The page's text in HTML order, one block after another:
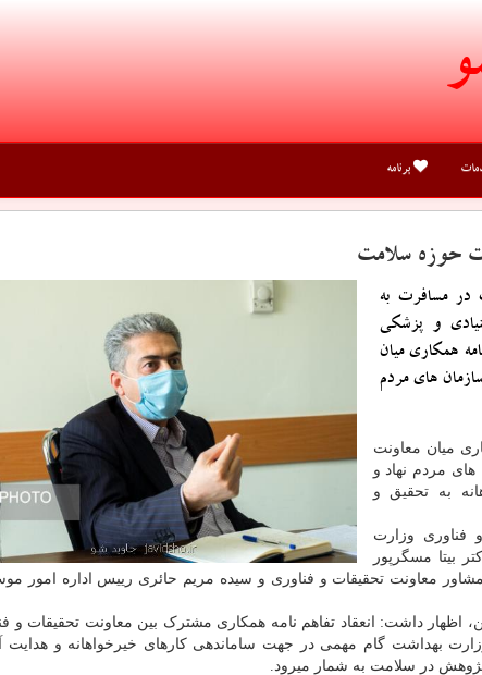
برنامه
حوزه سلامت
در مسافرت به
و پزشکی
همکاری میان
های مردم
میان معاونت
مردم نهاد و
به تحقیق و
فناوری وزارت
بیتا مسگرپور
معاونت تحقیقات و فناوری و سیده مریم حائری رییس اداره امور
داشت: انعقاد تفاهم نامه همکاری مشترک بین معاونت تحقیقات و
بهداشت گام مهمی در جهت ساماندهی کارهای خیرخواهانه و هدایت
در سلامت به­­ شمار می­­رود.